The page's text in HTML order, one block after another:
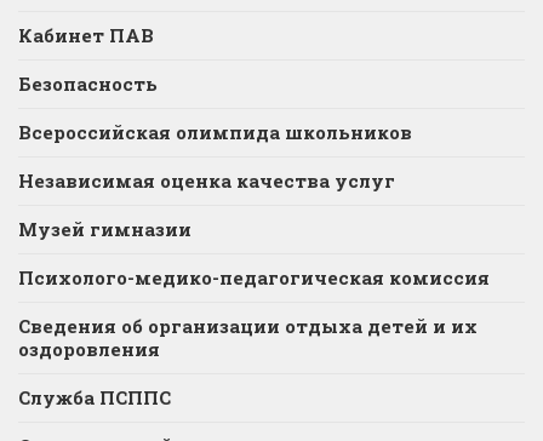
Кабинет ПАВ
Безопасность
Всероссийская олимпида школьников
Независимая оценка качества услуг
Музей гимназии
Психолого-медико-педагогическая комиссия
Сведения об организации отдыха детей и их
оздоровления
Служба ПСППС